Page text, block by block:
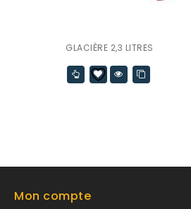
GLACIÈRE 2,3 LITRES
Mon compte